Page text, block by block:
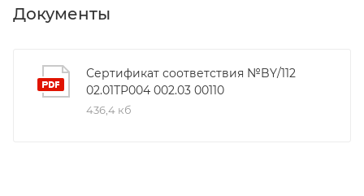
Документы
Сертификат соответствия №BY/112
02.01ТР004 002.03 00110
436,4 кб